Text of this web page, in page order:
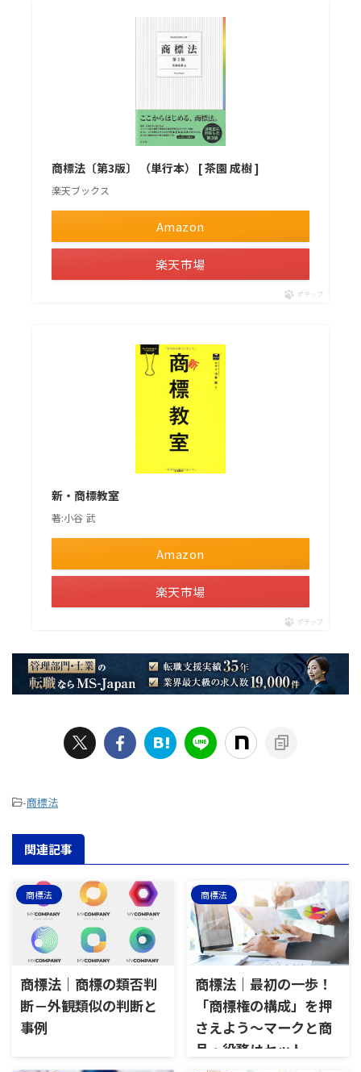
商標法〔第3版〕 （単行本） [ 茶園 成樹 ]
楽天ブックス
Amazon
楽天市場
ポチップ
新・商標教室
著:小谷 武
Amazon
楽天市場
ポチップ
-商標法
関連記事
商標法
商標法｜商標の類否判
断－外観類似の判断と
事例
商標法
商標法｜最初の一歩！
「商標権の構成」を押
さえよう～マークと商
品・役務はセット